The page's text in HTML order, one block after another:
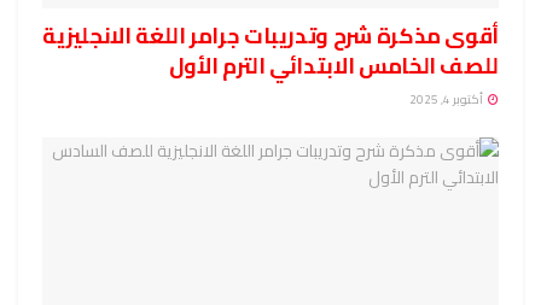
أقوى مذكرة شرح وتدريبات جرامر اللغة الانجليزية
للصف الخامس الابتدائي الترم الأول
أكتوبر 4, 2025